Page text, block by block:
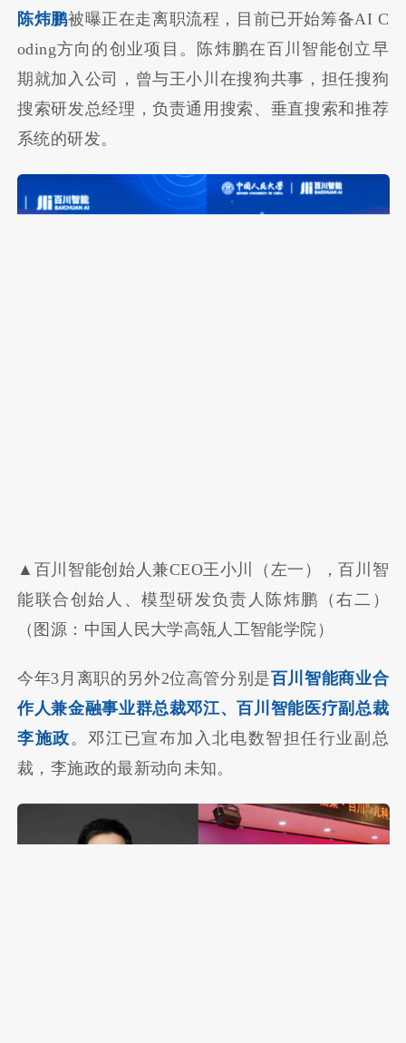
陈炜鹏被曝正在走离职流程，目前已开始筹备AI C
oding方向的创业项目。陈炜鹏在百川智能创立早
期就加入公司，曾与王小川在搜狗共事，担任搜狗
搜索研发总经理，负责通用搜索、垂直搜索和推荐
系统的研发。
▲百川智能创始人兼CEO王小川（左一），百川智
能联合创始人、模型研发负责人陈炜鹏（右二）
（图源：中国人民大学高瓴人工智能学院）
今年3月离职的另外2位高管分别是百川智能商业合
作人兼金融事业群总裁邓江、百川智能医疗副总裁
李施政 。邓江已宣布加入北电数智担任行业副总
裁，李施政的最新动向未知。